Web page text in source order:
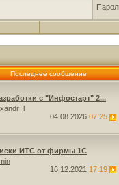
Последнее сообщение
с "Инфостарт" 2...
04.08.2026 07:25
ИТС от фирмы 1С
16.12.2021 17:19